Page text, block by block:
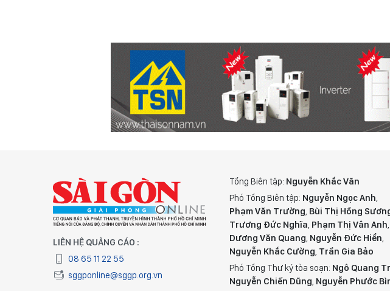
LIÊN HỆ QUẢNG CÁO :
08 65 11 22 55
sggponline@sggp.org.vn
Tổng Biên tập: Nguyễn Khắc Văn
Phó Tổng Biên tập: Nguyễn Ngọc Anh,
Phạm Văn Trường, Bùi Thị Hồng
Trương Đức Nghĩa, Phạm Thị Vân Anh,
Dương Văn Quang, Nguyễn Đức Hiển,
Nguyễn Khắc Cường, Trần Gia Bảo
Phó Tổng Thư ký tòa soạn: Ngô Quang
Nguyễn Chiến Dũng, Nguyễn Phước